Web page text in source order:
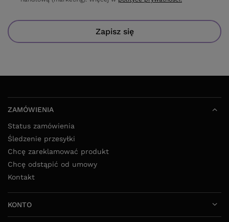
Zapisz się
Status zamówienia
Śledzenie przesyłki
Chcę zareklamować produkt
Chcę odstąpić od umowy
Kontakt
KONTO
WARUNKI ZAKUPÓW